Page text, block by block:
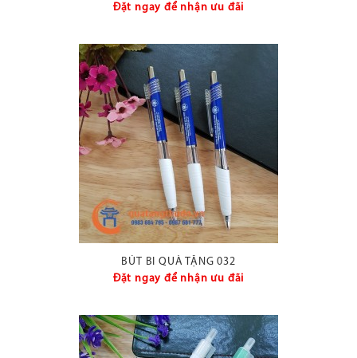
Đặt ngay để nhận ưu đãi
BÚT BI QUÀ TẶNG 032
Đặt ngay để nhận ưu đãi